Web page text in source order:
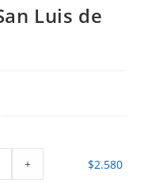
Luis de
+ $2.580